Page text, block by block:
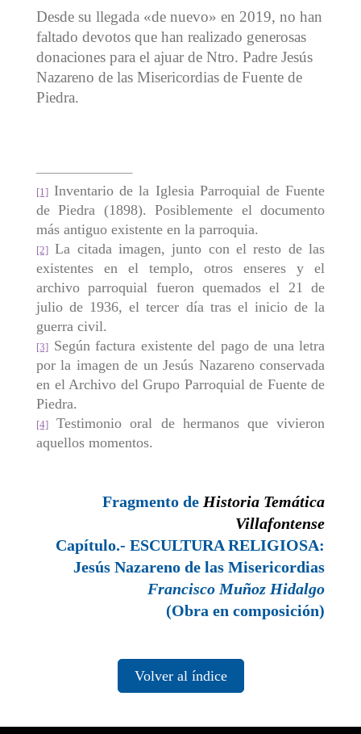
Desde su llegada «de nuevo» en 2019, no han
faltado devotos que han realizado generosas
donaciones para el ajuar de Ntro. Padre Jesús
Nazareno de las Misericordias de Fuente de
Piedra.
[1] Inventario de la Iglesia Parroquial de Fuente
de Piedra (1898). Posiblemente el documento
más antiguo existente en la parroquia.
[2] La citada imagen, junto con el resto de las
existentes en el templo, otros enseres y el
archivo parroquial fueron quemados el 21 de
julio de 1936, el tercer día tras el inicio de la
guerra civil.
[3] Según factura existente del pago de una letra
por la imagen de un Jesús Nazareno conservada
en el Archivo del Grupo Parroquial de Fuente de
Piedra.
[4]
Testimonio oral de hermanos que vivieron
aquellos momentos.
Fragmento de Historia Temática
Villafontense
Capítulo.- ESCULTURA RELIGIOSA:
Jesús Nazareno de las Misericordias
Francisco Muñoz Hidalgo
(Obra en composición)
Volver al índice